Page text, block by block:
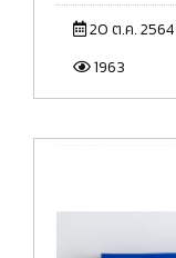
20 ต.ค. 2564
1963